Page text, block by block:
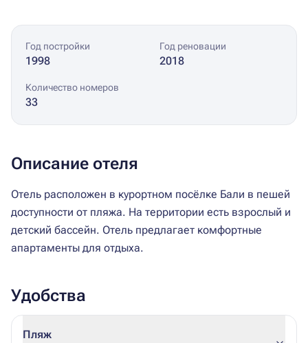
Год постройки
1998
Год реновации
2018
Количество номеров
33
Описание отеля
Отель расположен в курортном посёлке Бали в пешей
доступности от пляжа. На территории есть взрослый и
детский бассейн. Отель предлагает комфортные
апартаменты для отдыха.
Удобства
Пляж